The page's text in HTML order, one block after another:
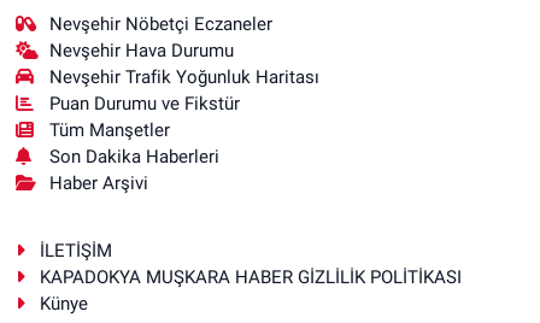
Nevşehir Nöbetçi Eczaneler
Nevşehir Hava Durumu
Nevşehir Trafik Yoğunluk Haritası
Puan Durumu ve Fikstür
Tüm Manşetler
Son Dakika Haberleri
Haber Arşivi
İLETİŞİM
KAPADOKYA MUŞKARA HABER GİZLİLİK POLİTİKASI
Künye